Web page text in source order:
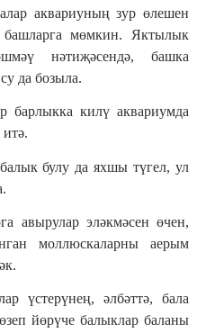
аквариуның зур өлешен
мөмкин. Яктылык
нәтиҗәсендә, башка
да бозыла.
барлыкка килү аквариумда
булу да яхшы түгел, ул
авырулар эләкмәсен өчен,
моллюскаларны аерым
үстерүнең, әлбәттә, бала
йөрүче балыклар баланы